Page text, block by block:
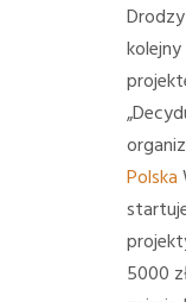
Polska
5000